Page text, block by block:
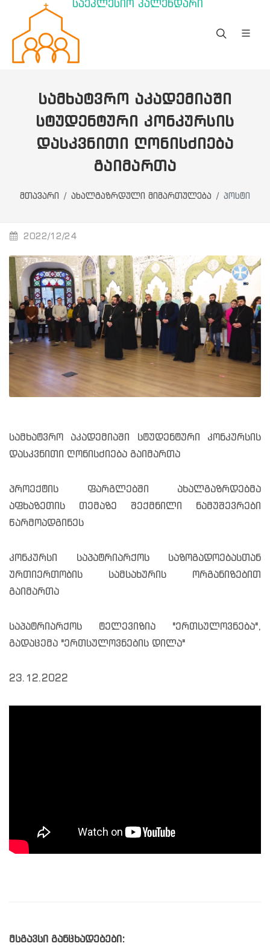
საეკლესიო კალენდარი
ᲡᲐᲛᲮᲐᲢᲕᲠᲝ ᲐᲙᲐᲓᲔᲛᲘᲐᲨᲘ
ᲡᲢᲣᲓᲔᲜᲢᲣᲠᲘ ᲙᲝᲜᲙᲣᲠᲡᲘᲡ
ᲓᲐᲡᲙᲕᲜᲘᲗᲘ ᲦᲝᲜᲘᲡᲫᲘᲔᲑᲐ
ᲒᲐᲘᲛᲐᲠᲗᲐ
მთავარი ახალგაზრდული მიმართულება პოსტი
2022/12/24
სამხატვრო აკადემიაში სტუდენტური კონკურსის
დასკვნითი ღონისძიება გაიმართა
პროექტის ფარგლებში ახალგაზრდებმა
აფხაზეთის თემაზე შექმნილი ნამუშევრები
წარმოადგინეს
კონკურსი საპატრიარქოს საზოგადოებასთან
ურთიერთობის სამსახურის ორგანიზებით
გაიმართა
საპატრიარქოს ტელევიზია "ერთსულოვნება",
გადაცემა "ერთსულოვნების დილა"
23.12.2022
მსგავსი განცხადებები: